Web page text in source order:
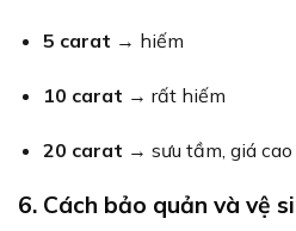
5 carat → hiếm
10 carat → rất hiếm
20 carat → sưu tầm, giá cao
6. Cách bảo quản và vệ